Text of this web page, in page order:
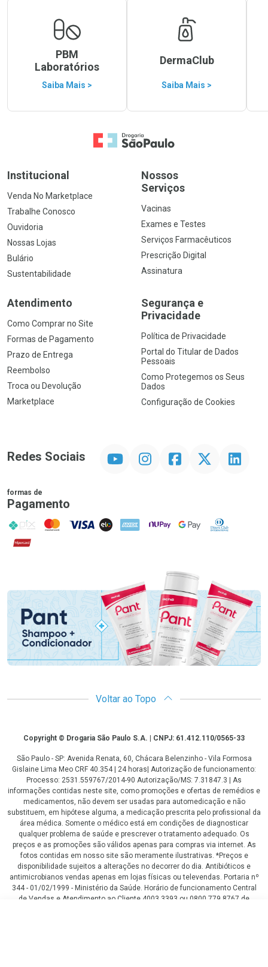
PBM
Laboratórios
Saiba Mais >
DermaClub
Saiba Mais >
Ir para a Home
Institucional
Venda No Marketplace
Trabalhe Conosco
Ouvidoria
Nossas Lojas
Bulário
Sustentabilidade
Nossos
Serviços
Vacinas
Exames e Testes
Serviços Farmacêuticos
Prescrição Digital
Assinatura
Atendimento
Como Comprar no Site
Formas de Pagamento
Prazo de Entrega
Reembolso
Troca ou Devolução
Marketplace
Segurança e
Privacidade
Política de Privacidade
Portal do Titular de Dados
Pessoais
Como Protegemos os Seus
Dados
Configuração de Cookies
Redes Sociais InstagramFacebookTwitter Linkedin
formas de
Pagamento
PIX MasterCard
VISA ELO AMEX NuPay Google PayDiners Club
Hipercard
Promoção em Destaque
Voltar ao Topo
CopyrightCopyright © Drogaria São Paulo S.A. | CNPJ: 61.412.110/0565-33
São Paulo - SP: Avenida Renata, 60, Chácara Belenzinho - Vila Formosa
Gislaine Lima Meo CRF 40.354 | 24 horas| Autorização de funcionamento:
Processo: 2531.559767/2014-90 Autorização/MS: 7.31847.3 | As
informações contidas neste site, como promoções e ofertas de remédios e
medicamentos, não devem ser usadas para automedicação e não
substituem, em hipótese alguma, a medicação prescrita pelo profissional da
área médica. Somente o médico está em condições de diagnosticar
qualquer problema de saúde e prescrever o tratamento adequado. Os
preços e as promoções são válidos apenas para compras via internet. As
fotos contidas em nosso site são meramente ilustrativas. *Preços e
disponibilidade sujeitos a alterações no decorrer do dia. Antibióticos e
antimicrobianos vendas apenas em lojas físicas ou televendas. Portaria nº
344 - 01/02/1999 - Ministério da Saúde. Horário de funcionamento Central
de Vendas e Atendimento ao Cliente 4003 3393 ou 0800 779 8767 de